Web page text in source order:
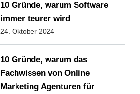
10 Gründe, warum Software
immer teurer wird
24. Oktober 2024
10 Gründe, warum das
Fachwissen von Online
Marketing Agenturen für